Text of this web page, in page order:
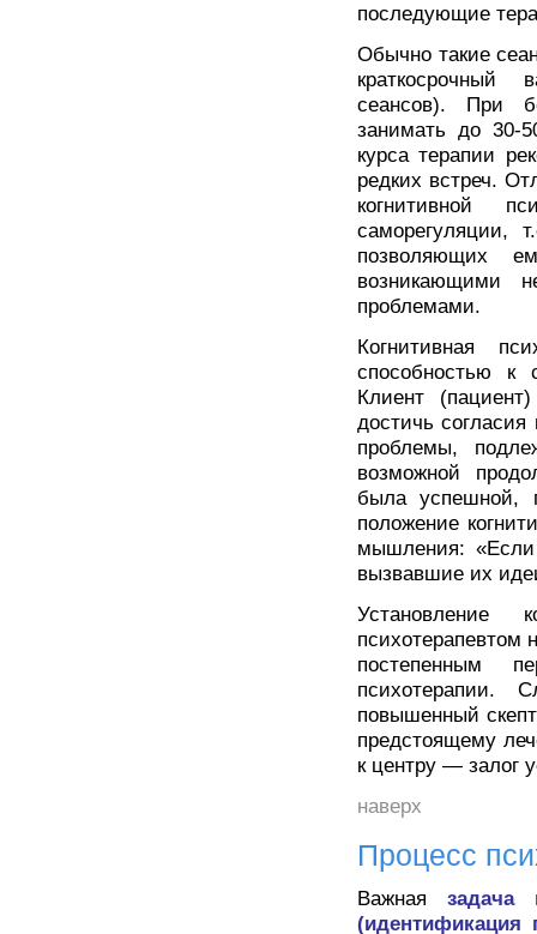
последующие
Обычно такие
краткосрочный
сеансов). При
занимать до 30-
курса терапии
редких встреч.
когнитивной
саморегуляции,
позволяющих
возникающими
проблемами.
Когнитивная
способностью к
Клиент
достичь
проблемы,
возможной
была успешной,
положение
мышления: «Если
вызвавшие их
Установление
психотерапевтом
постепенным
психотерапии.
повышенный
предстоящему
к центру — залог
наверх
Процесс
Важная задача